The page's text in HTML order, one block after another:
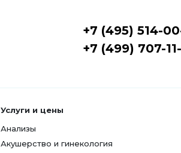
+7 (495) 514-
+7 (499) 707-
Услуги и цены
Анализы
Акушерство и гинекология